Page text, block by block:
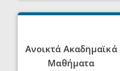
Ανοικτά Ακαδημαϊκά
Μαθήματα